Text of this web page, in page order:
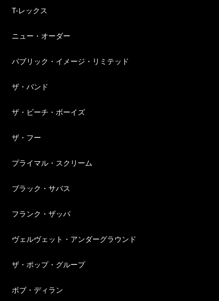
T-レックス
ニュー・オーダー
パブリック・イメージ・リミテッド
ザ・バンド
ザ・ビーチ・ボーイズ
ザ・フー
プライマル・スクリーム
ブラック・サバス
フランク・ザッパ
ヴェルヴェット・アンダーグラウンド
ザ・ポップ・グループ
ボブ・ディラン